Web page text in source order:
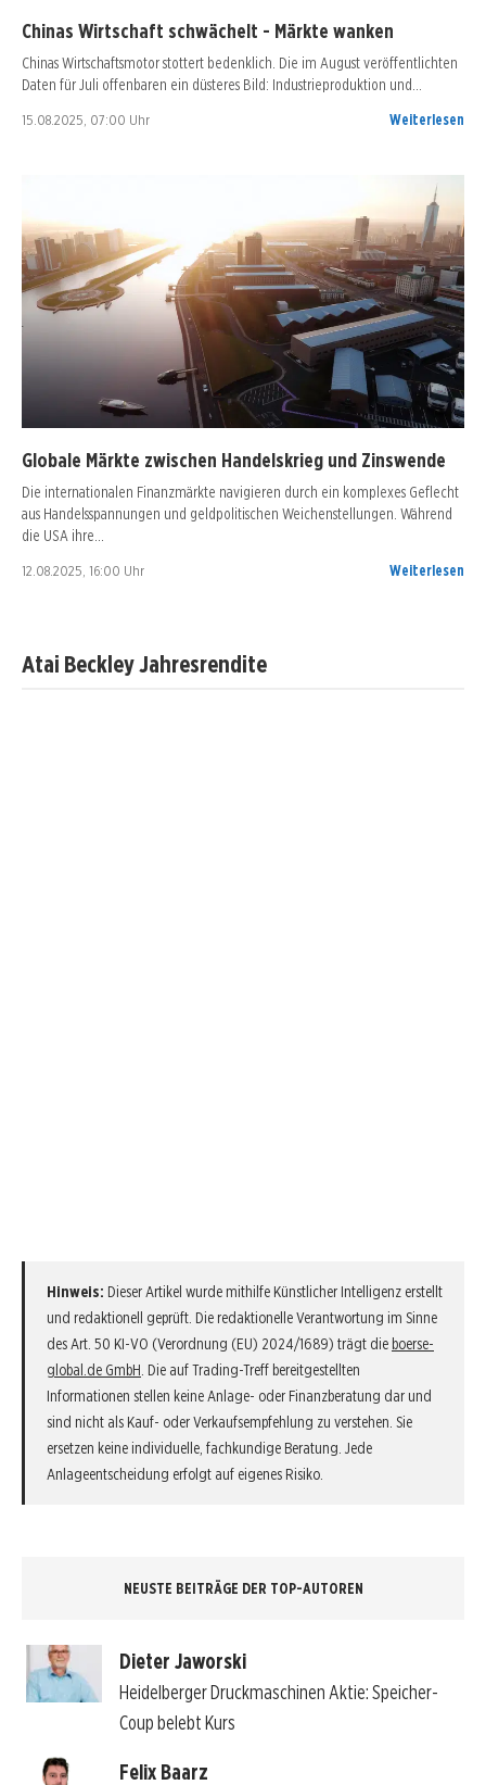
Chinas Wirtschaft schwächelt - Märkte wanken
Chinas Wirtschaftsmotor stottert bedenklich. Die im August veröffentlichten
Daten für Juli offenbaren ein düsteres Bild: Industrieproduktion und…
15.08.2025, 07:00 Uhr Weiterlesen
Globale Märkte zwischen Handelskrieg und Zinswende
Die internationalen Finanzmärkte navigieren durch ein komplexes Geflecht
aus Handelsspannungen und geldpolitischen Weichenstellungen. Während
die USA ihre…
12.08.2025, 16:00 Uhr Weiterlesen
Atai Beckley Jahresrendite
Hinweis: Dieser Artikel wurde mithilfe Künstlicher Intelligenz erstellt
und redaktionell geprüft. Die redaktionelle Verantwortung im Sinne
des Art. 50 KI-VO (Verordnung (EU) 2024/1689) trägt die boerse-
global.de GmbH . Die auf Trading-Treff bereitgestellten
Informationen stellen keine Anlage- oder Finanzberatung dar und
sind nicht als Kauf- oder Verkaufsempfehlung zu verstehen. Sie
ersetzen keine individuelle, fachkundige Beratung. Jede
Anlageentscheidung erfolgt auf eigenes Risiko.
NEUSTE BEITRÄGE DER TOP-AUTOREN
Dieter Jaworski
Heidelberger Druckmaschinen Aktie: Speicher-
Coup belebt Kurs
Felix Baarz